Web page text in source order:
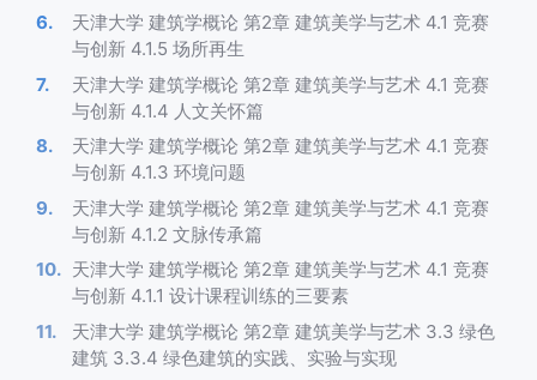
天津大学 建筑学概论 第2章 建筑美学与艺术 4.1 竞赛
与创新 4.1.5 场所再生
天津大学 建筑学概论 第2章 建筑美学与艺术 4.1 竞赛
与创新 4.1.4 人文关怀篇
天津大学 建筑学概论 第2章 建筑美学与艺术 4.1 竞赛
与创新 4.1.3 环境问题
天津大学 建筑学概论 第2章 建筑美学与艺术 4.1 竞赛
与创新 4.1.2 文脉传承篇
天津大学 建筑学概论 第2章 建筑美学与艺术 4.1 竞赛
与创新 4.1.1 设计课程训练的三要素
天津大学 建筑学概论 第2章 建筑美学与艺术 3.3 绿色
建筑 3.3.4 绿色建筑的实践、实验与实现